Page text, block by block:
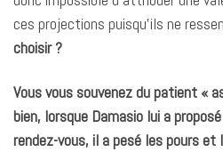
ces projections puisqu’ils ne
choisir ?
Vous vous souvenez du patient «
bien, lorsque Damasio lui a
rendez-vous, il a pesé les pours